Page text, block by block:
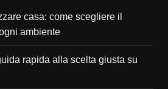
casa: come scegliere il
ambiente
rapida alla scelta giusta su